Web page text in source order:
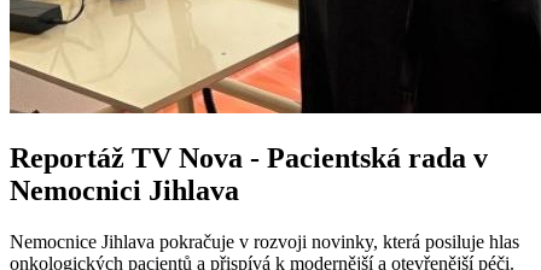
Reportáž TV Nova - Pacientská rada v
Nemocnici Jihlava
Nemocnice Jihlava pokračuje v rozvoji novinky, která posiluje hlas
onkologických pacientů a přispívá k modernější a otevřenější péči.